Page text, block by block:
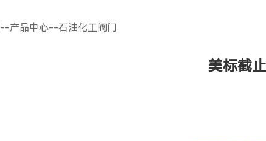
--产品中心--石油化工阀门
美标截